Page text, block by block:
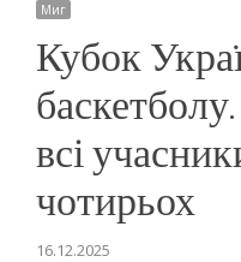
Миг
Кубок
всі
чотирьох
16.12.2025